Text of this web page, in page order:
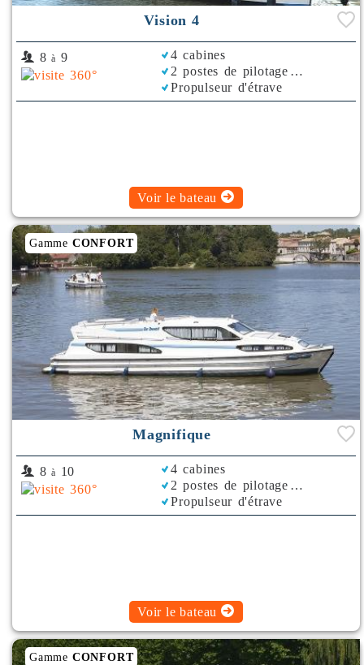
Vision 4
8 à 9
4 cabines
2 postes de pilotage
Propulseur d'étrave
Climatisation
Voir le bateau
Gamme CONFORT
Magnifique
8 à 10
4 cabines
2 postes de pilotage
Propulseur d'étrave
Rafraichisseur d'Air
Voir le bateau
Gamme CONFORT